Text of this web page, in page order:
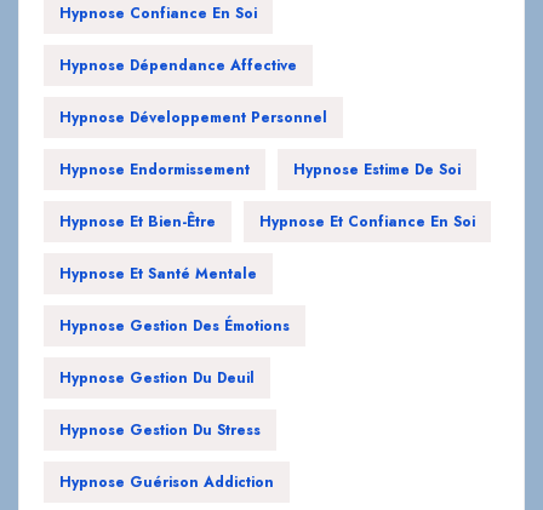
Hypnose Confiance En Soi
Hypnose Dépendance Affective
Hypnose Développement Personnel
Hypnose Endormissement Hypnose Estime De Soi
Hypnose Et Bien-Être Hypnose Et Confiance En Soi
Hypnose Et Santé Mentale
Hypnose Gestion Des Émotions
Hypnose Gestion Du Deuil
Hypnose Gestion Du Stress
Hypnose Guérison Addiction